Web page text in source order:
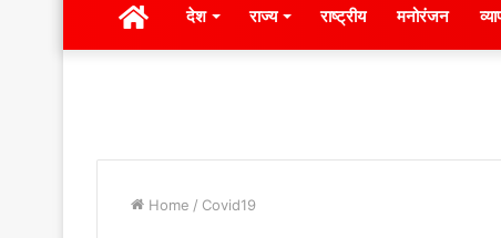
होम देश राज्य राष्ट्रीय मनोरंजन
Home / Covid19